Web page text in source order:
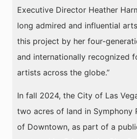
Executive Director Heather
long admired and influential
this project by her four-
and internationally recognized
artists across the globe.”
In fall 2024, the City of Las
two acres of land in Symphony
of Downtown, as part of a